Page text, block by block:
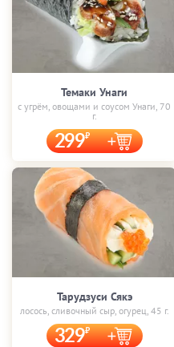
Темаки Унаги
с угрём, овощами и соусом Унаги, 70
г.
299
Тарудзуси Сякэ
лосось, сливочный сыр, огурец, 45 г.
329